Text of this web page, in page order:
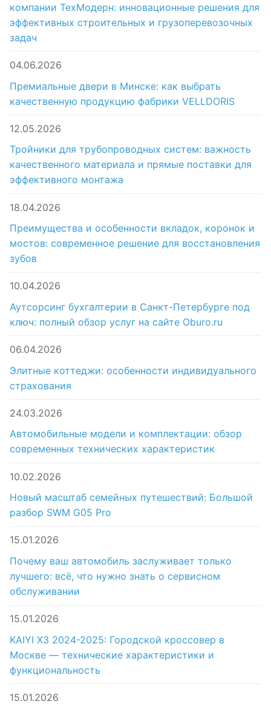
компании ТехМодерн: инновационные решения для
эффективных строительных и грузоперевозочных
задач
04.06.2026
Премиальные двери в Минске: как выбрать
качественную продукцию фабрики VELLDORIS
12.05.2026
Тройники для трубопроводных систем: важность
качественного материала и прямые поставки для
эффективного монтажа
18.04.2026
Преимущества и особенности вкладок, коронок и
мостов: современное решение для восстановления
зубов
10.04.2026
Аутсорсинг бухгалтерии в Санкт-Петербурге под
ключ: полный обзор услуг на сайте Oburo.ru
06.04.2026
Элитные коттеджи: особенности индивидуального
страхования
24.03.2026
Автомобильные модели и комплектации: обзор
современных технических характеристик
10.02.2026
Новый масштаб семейных путешествий: Большой
разбор SWM G05 Pro
15.01.2026
Почему ваш автомобиль заслуживает только
лучшего: всё, что нужно знать о сервисном
обслуживании
15.01.2026
KAIYI X3 2024-2025: Городской кроссовер в
Москве — технические характеристики и
функциональность
15.01.2026